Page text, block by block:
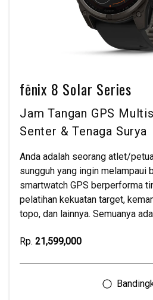
fēnix 8 Solar Series
Jam Tangan GPS
Senter & Tenaga Surya
Anda adalah seorang atlet/
sungguh yang ingin melampaui
smartwatch GPS berperforma
pelatihan kekuatan target,
topo, dan lainnya. Semuanya
Rp. 21,599,000